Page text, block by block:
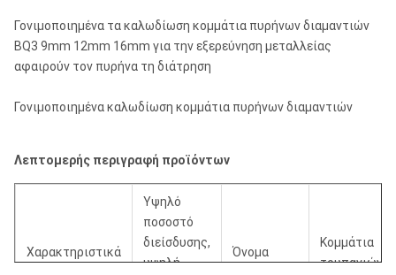
Γονιμοποιημένα τα καλωδίωση κομμάτια πυρήνων διαμαντιών
BQ3 9mm 12mm 16mm για την εξερεύνηση μεταλλείας
αφαιρούν τον πυρήνα τη διάτρηση
Γονιμοποιημένα καλωδίωση κομμάτια πυρήνων διαμαντιών
Λεπτομερής περιγραφή προϊόντων
Χαρακτηριστικά
Υψηλό
ποσοστό
διείσδυσης,
υψηλή
Όνομα
Κομμάτια
τρυπανιών